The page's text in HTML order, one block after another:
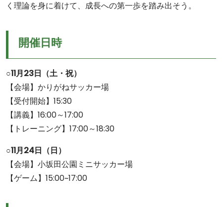
く理論を身に着けて、成長への第一歩を踏み出そう。
開催日時
○11月23日（土・祝）
【会場】かりがねサッカー場
【受付開始】15:30
【講義】16:00～17:00
【トレーニング】17:00～18:30
○11月24日（日）
【会場】小坂田公園ミニサッカー場
【ゲーム】15:00~17:00